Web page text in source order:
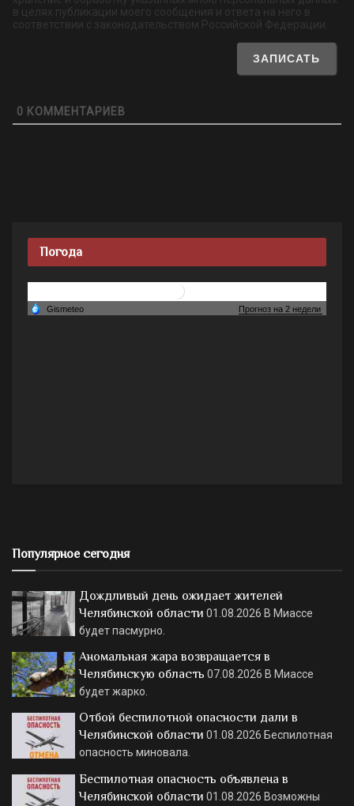
в целях публикации моего сообщения и ответа на него в
соответствии с законодательством Российской Федерации.
0 КОММЕНТАРИЕВ
Погода
Популярное сегодня
Дождливый день ожидает жителей
Челябинской области 01.08.2026 В Миассе
будет пасмурно.
Аномальная жара возвращается в
Челябинскую область 07.08.2026 В Миассе
будет жарко.
Отбой беспилотной опасности дали в
Челябинской области 01.08.2026 Беспилотная
опасность миновала.
Беспилотная опасность объявлена в
Челябинской области 01.08.2026 Возможны